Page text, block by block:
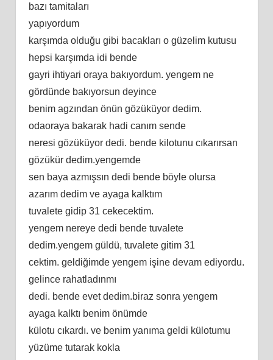
bazı tamitaları
yapıyordum
karşımda olduğu gibi bacakları o güzelim kutusu
hepsi karşımda idi bende
gayri ihtiyari oraya bakıyordum. yengem ne
gördünde bakıyorsun deyince
benim agzından önün gözüküyor dedim.
odaoraya bakarak hadi canım sende
neresi gözüküyor dedi. bende kilotunu cıkarırsan
gözükür dedim.yengemde
sen baya azmışsın dedi bende böyle olursa
azarım dedim ve ayaga kalktım
tuvalete gidip 31 cekecektim.
yengem nereye dedi bende tuvalete
dedim.yengem güldü, tuvalete gitim 31
cektim. geldiğimde yengem işine devam ediyordu.
gelince rahatladınmı
dedi. bende evet dedim.biraz sonra yengem
ayaga kalktı benim önümde
külotu cıkardı. ve benim yanıma geldi külotumu
yüzüme tutarak kokla